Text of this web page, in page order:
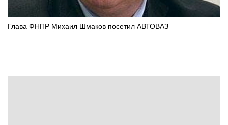
Глава ФНПР Михаил Шмаков посетил АВТОВАЗ